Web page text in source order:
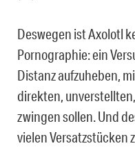
Deswegen ist Axolotl
Pornographie: ein
Distanz aufzuheben,
direkten,
zwingen sollen. Und
vielen Versatzstücken